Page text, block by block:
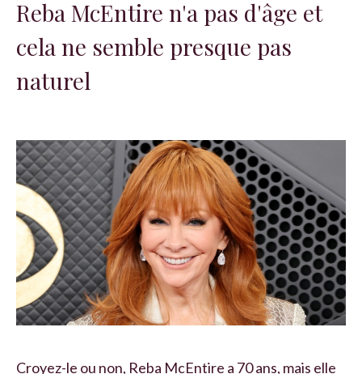
Reba McEntire n'a pas d'âge et
cela ne semble presque pas
naturel
Croyez-le ou non, Reba McEntire a 70 ans, mais elle